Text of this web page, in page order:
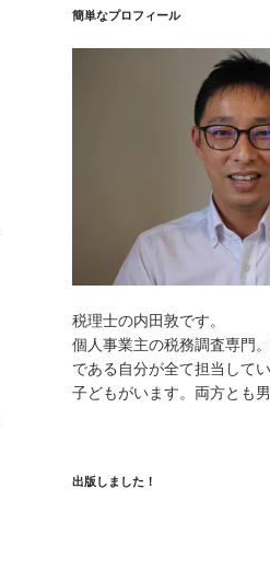
簡単なプロフィール
税理士の内田敦です。
個人事業主の税務調査専門
である自分が全て担当して
子どもがいます。両方とも男
出版しました！